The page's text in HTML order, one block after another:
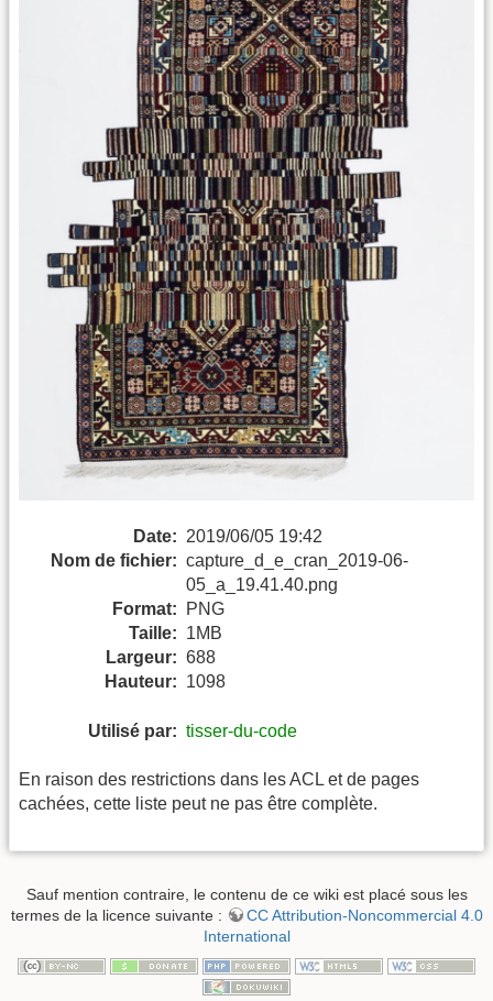
Date: 2019/06/05 19:42
Nom de fichier: capture_d_e_cran_2019-06-
05_a_19.41.40.png
Format:
PNG
Taille: 1MB
Largeur: 688
Hauteur: 1098
Utilisé par: tisser-du-code
En raison des restrictions dans les ACL et de pages
cachées, cette liste peut ne pas être complète.
Sauf mention contraire, le contenu de ce wiki est placé sous les
termes de la licence suivante :
CC Attribution-Noncommercial 4.0
International